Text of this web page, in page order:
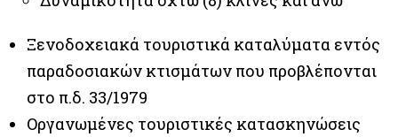
Ξενοδοχειακά τουριστικά καταλύματα εντός
παραδοσιακών κτισμάτων που προβλέπονται
στο π.δ. 33/1979
Οργανωμένες τουριστικές κατασκηνώσεις